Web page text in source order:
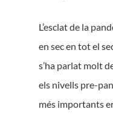
L’esclat de la
en sec en tot el
s’ha parlat molt
els nivells pre-
més importants